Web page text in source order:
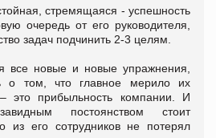
стремящаяся - успешность
очередь от его руководителя,
задач подчинить 2-3 целям.
все новые и новые упражнения,
о том, что главное мерило их
это прибыльность компании. И
постоянством стоит
из его сотрудников не потерял